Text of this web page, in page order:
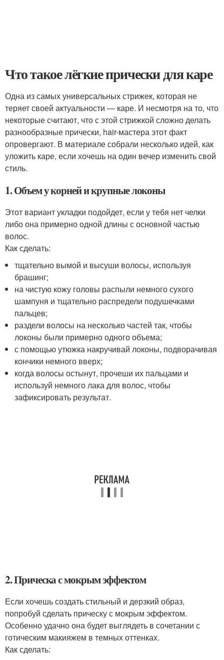
Что такое лёгкие прически для каре
Одна из самых универсальных стрижек, которая не
теряет своей актуальности — каре. И несмотря на то, что
некоторые считают, что с этой стрижкой сложно делать
разнообразные прически, hair-мастера этот факт
опровергают. В материале собрали несколько идей, как
уложить каре, если хочешь на один вечер изменить свой
стиль.
1. Объем у корней и крупные локоны
Этот вариант укладки подойдет, если у тебя нет челки
либо она примерно одной длины с основной частью
волос.
Как сделать:
тщательно вымой и высуши волосы, используя
брашинг;
на чистую кожу головы распыли немного сухого
шампуня и тщательно распредели подушечками
пальцев;
раздели волосы на несколько частей так, чтобы
локоны были примерно одного объема;
с помощью утюжка накручивай локоны, подворачивая
кончики немного вверх;
когда волосы остынут, прочеши их пальцами и
используй немного лака для волос, чтобы
зафиксировать результат.
2. Прическа с мокрым эффектом
Если хочешь создать стильный и дерзкий образ,
попробуй сделать прическу с мокрым эффектом.
Особенно удачно она будет выглядеть в сочетании с
готическим макияжем в темных оттенках.
Как сделать: